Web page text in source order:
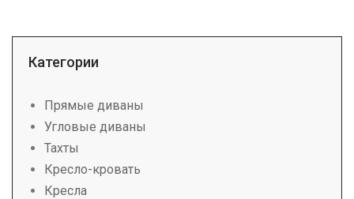
Категории
Прямые диваны
Угловые диваны
Тахты
Кресло-кровать
Кресла